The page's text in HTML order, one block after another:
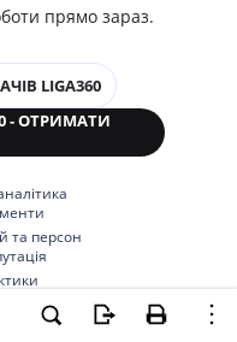
прямо зараз.
LIGA360
- ОТРИМАТИ
та персон